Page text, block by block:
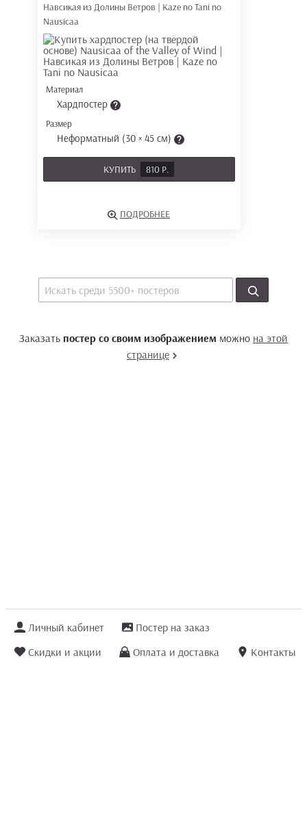
Навсикая из Долины Ветров | Kaze no Tani no
Nausicaa
Материал
Хардпостер
Размер
Неформатный (30 × 45 см)
КУПИТЬ 810 Р.
ПОДРОБНЕЕ
Заказать постер со своим изображением можно на этой
странице
Личный кабинет
Постер на заказ
Скидки и акции
Оплата и доставка
Контакты